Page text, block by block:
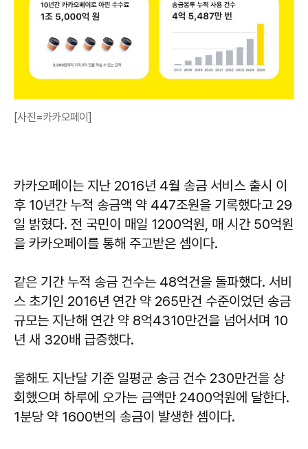
[사진=카카오페이]
카카오페이는 지난 2016년 4월 송금 서비스 출시 이
후 10년간 누적 송금액 약 447조원을 기록했다고 29
일 밝혔다. 전 국민이 매일 1200억원, 매 시간 50억원
을 카카오페이를 통해 주고받은 셈이다.
같은 기간 누적 송금 건수는 48억건을 돌파했다. 서비
스 초기인 2016년 연간 약 265만건 수준이었던 송금
규모는 지난해 연간 약 8억4310만건을 넘어서며 10
년 새 320배 급증했다.
올해도 지난달 기준 일평균 송금 건수 230만건을 상
회했으며 하루에 오가는 금액만 2400억원에 달한다.
1분당 약 1600번의 송금이 발생한 셈이다.